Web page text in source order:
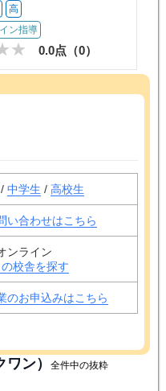
高
ン指導
0.0点（0）
/ 中学生 / 高校生
い合わせはこちら
ンライン
校舎を探す
のお申込みはこちら
ン） 全件中の抜粋